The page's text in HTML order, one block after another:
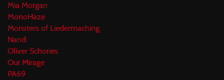
Mia Morgan
MonoHaze
Monsters of Liedermaching
Nand
Oliver Schories
Our Mirage
PA69